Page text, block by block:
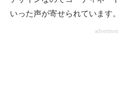
いった声が寄せられています。